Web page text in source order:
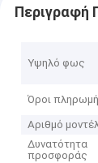
Περιγραφή
Υψηλό φως
Όροι
Αριθμό
Δυνατότητα
προσφοράς